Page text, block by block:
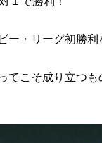
・リーグ初勝
こそ成り立つ